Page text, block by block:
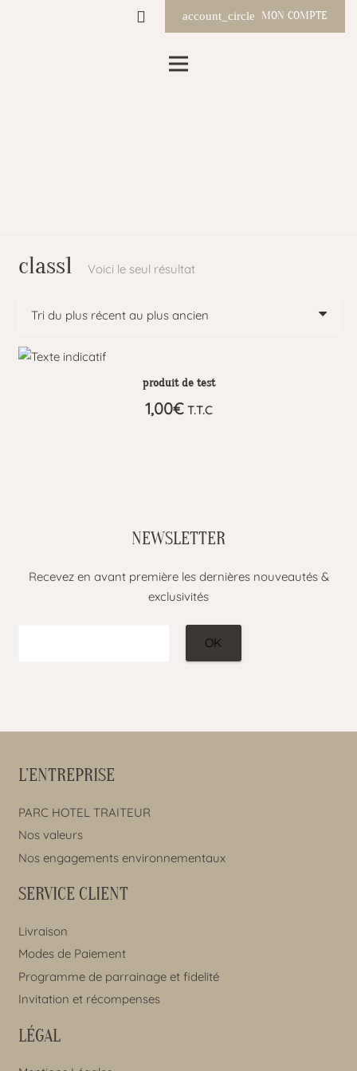
account_circle MON COMPTE
class1 Voici le seul résultat
produit de test
1,00€ T.T.C
NEWSLETTER
Recevez en avant première les dernières nouveautés &
exclusivités
L’ENTREPRISE
PARC HOTEL TRAITEUR
Nos valeurs
Nos engagements environnementaux
SERVICE CLIENT
Livraison
Modes de Paiement
Programme de parrainage et fidelité
Invitation et récompenses
LÉGAL